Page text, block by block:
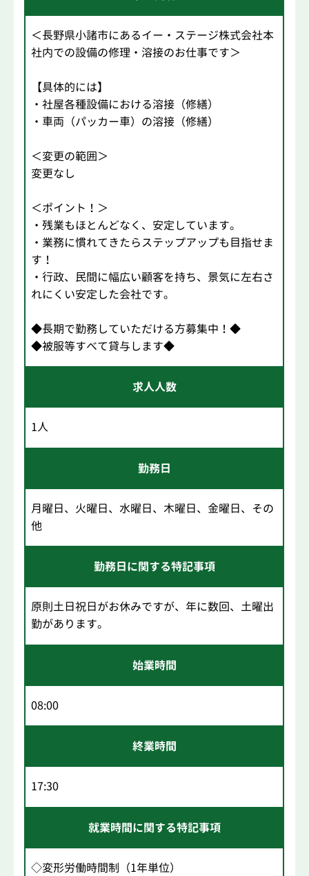
＜長野県小諸市にあるイー・ステージ株式会社本
社内での設備の修理・溶接のお仕事です＞
【具体的には】
・社屋各種設備における溶接（修繕）
・車両（パッカー車）の溶接（修繕）
＜変更の範囲＞
変更なし
＜ポイント！＞
・残業もほとんどなく、安定しています。
・業務に慣れてきたらステップアップも目指せま
す！
・行政、民間に幅広い顧客を持ち、景気に左右さ
れにくい安定した会社です。
◆長期で勤務していただける方募集中！◆
◆被服等すべて貸与します◆
求人人数
1人
勤務日
月曜日、火曜日、水曜日、木曜日、金曜日、その
他
勤務日に関する特記事項
原則土日祝日がお休みですが、年に数回、土曜出
勤があります。
始業時間
08:00
終業時間
17:30
就業時間に関する特記事項
◇変形労働時間制（1年単位）